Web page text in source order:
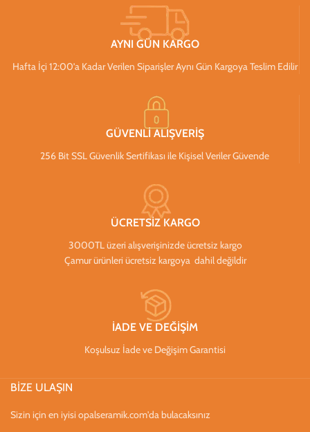
AYNI GÜN KARGO
Hafta İçi 12:00’a Kadar Verilen Siparişler Aynı Gün Kargoya Teslim Edilir
GÜVENLİ ALIŞVERİŞ
256 Bit SSL Güvenlik Sertifikası ile Kişisel Veriler Güvende
ÜCRETSİZ KARGO
3000TL üzeri alışverişinizde ücretsiz kargo
Çamur ürünleri ücretsiz kargoya dahil değildir
İADE VE DEĞİŞİM
Koşulsuz İade ve Değişim Garantisi
BİZE ULAŞIN
Sizin için en iyisi opalseramik.com'da bulacaksınız